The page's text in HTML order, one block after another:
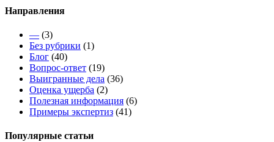
Направления
— (3)
Без рубрики (1)
Блог (40)
Вопрос-ответ (19)
Выигранные дела (36)
Оценка ущерба (2)
Полезная информация (6)
Примеры экспертиз (41)
Популярные статьи